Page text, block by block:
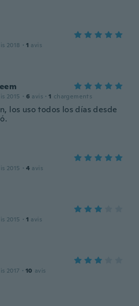
2018 · 1 avis
2015 · 6 avis · 1 chargements
los uso todos los días desde
2015 · 4 avis
2015 · 1 avis
2017 · 10 avis